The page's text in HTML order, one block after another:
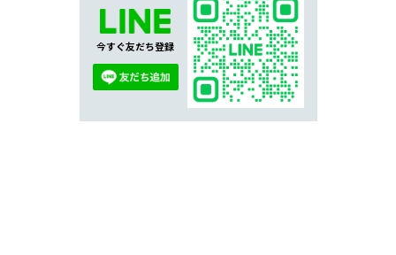
今すぐ友だち登録